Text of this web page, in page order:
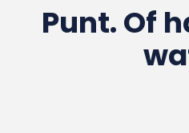
Punt. Of